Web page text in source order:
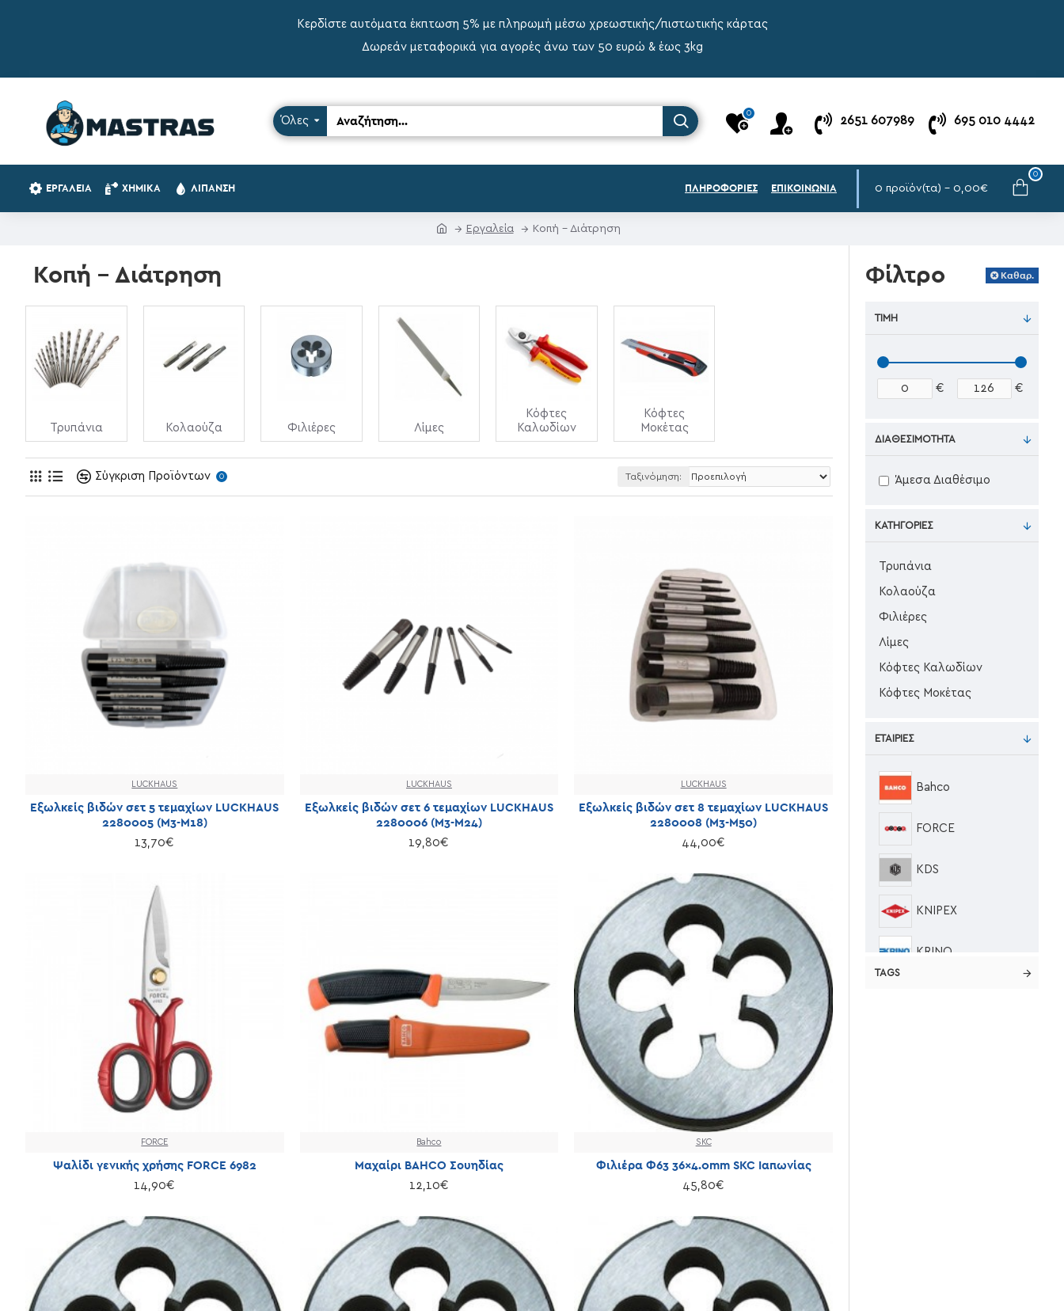
Κερδίστε αυτόματα έκπτωση 5% με πληρωμή μέσω χρεωστικής/πιστωτικής κάρτας
Δωρεάν μεταφορικά για αγορές άνω των 50 ευρώ & έως 3kg
Όλες
0
2651 607989 695 010 4442
ΕΡΓΑΛΕΊΑ ΧΗΜΙΚΆ ΛΊΠΑΝΣΗ ΠΛΗΡΟΦΟΡΊΕΣ ΕΠΙΚΟΙΝΩΝΊΑ 0 προϊόν(τα) - 0,00€
0
Εργαλεία Κοπή - Διάτρηση
Κοπή - Διάτρηση
Τρυπάνια Κολαούζα Φιλιέρες Λίμες
Κόφτες
Καλωδίων
Κόφτες
Μοκέτας
Σύγκριση Προϊόντων 0 Ταξινόμηση:
LUCKHAUS
Εξωλκείς βιδών σετ 5 τεμαχίων LUCKHAUS
2280005 (Μ3-Μ18)
13,70€
LUCKHAUS
Εξωλκείς βιδών σετ 6 τεμαχίων LUCKHAUS
2280006 (Μ3-Μ24)
19,80€
LUCKHAUS
Εξωλκείς βιδών σετ 8 τεμαχίων LUCKHAUS
2280008 (Μ3-Μ50)
44,00€
FORCE
Ψαλίδι γενικής χρήσης FORCE 6982
14,90€
Bahco
Μαχαίρι BAHCO Σουηδίας
12,10€
SKC
Φιλιέρα Φ63 36×4.0mm SKC Ιαπωνίας
45,80€
Φίλτρο Καθαρ.
ΤΙΜΉ
€ €
ΚΑΤΗΓΟΡΊΕΣ
Τρυπάνια
Κολαούζα
Φιλιέρες
Λίμες
Κόφτες Καλωδίων
Κόφτες Μοκέτας
ΕΤΑΙΡΊΕΣ
Bahco
FORCE
KDS
KNIPEX
KRINO
TAGS
ΔΙΑΘΕΣΙΜΌΤΗΤΑ
Άμεσα Διαθέσιμο